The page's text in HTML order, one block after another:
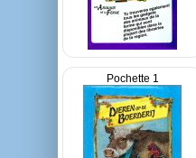
Pochette 1